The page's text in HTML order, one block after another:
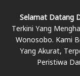
Selamat Datang
Terkini Yang
Wonosobo. Kami
Yang Akurat,
Peristiwa